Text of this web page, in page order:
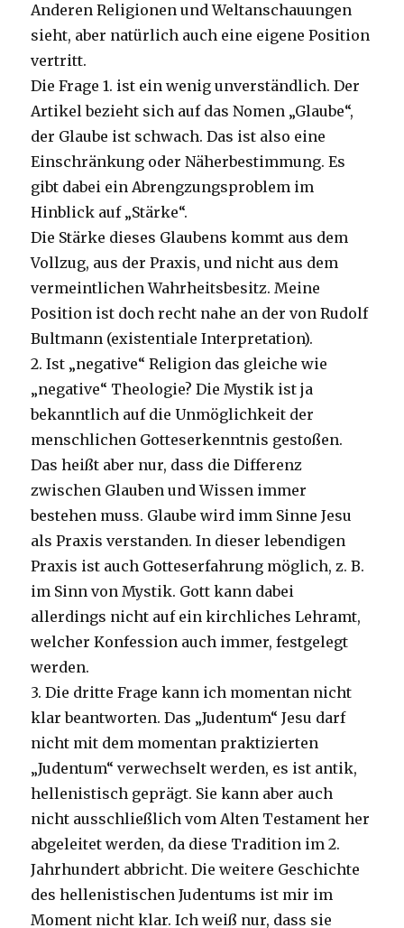
Anderen Religionen und Weltanschauungen
sieht, aber natürlich auch eine eigene Position
vertritt.
Die Frage 1. ist ein wenig unverständlich. Der
Artikel bezieht sich auf das Nomen „Glaube“,
der Glaube ist schwach. Das ist also eine
Einschränkung oder Näherbestimmung. Es
gibt dabei ein Abrengzungsproblem im
Hinblick auf „Stärke“.
Die Stärke dieses Glaubens kommt aus dem
Vollzug, aus der Praxis, und nicht aus dem
vermeintlichen Wahrheitsbesitz. Meine
Position ist doch recht nahe an der von Rudolf
Bultmann (existentiale Interpretation).
2. Ist „negative“ Religion das gleiche wie
„negative“ Theologie? Die Mystik ist ja
bekanntlich auf die Unmöglichkeit der
menschlichen Gotteserkenntnis gestoßen.
Das heißt aber nur, dass die Differenz
zwischen Glauben und Wissen immer
bestehen muss. Glaube wird imm Sinne Jesu
als Praxis verstanden. In dieser lebendigen
Praxis ist auch Gotteserfahrung möglich, z. B.
im Sinn von Mystik. Gott kann dabei
allerdings nicht auf ein kirchliches Lehramt,
welcher Konfession auch immer, festgelegt
werden.
3. Die dritte Frage kann ich momentan nicht
klar beantworten. Das „Judentum“ Jesu darf
nicht mit dem momentan praktizierten
„Judentum“ verwechselt werden, es ist antik,
hellenistisch geprägt. Sie kann aber auch
nicht ausschließlich vom Alten Testament her
abgeleitet werden, da diese Tradition im 2.
Jahrhundert abbricht. Die weitere Geschichte
des hellenistischen Judentums ist mir im
Moment nicht klar. Ich weiß nur, dass sie